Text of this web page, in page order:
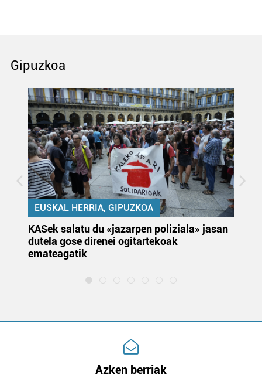
Gipuzkoa
EUSKAL HERRIA, GIPUZKOA
KASek salatu du «jazarpen poliziala» jasan
dutela gose direnei ogitartekoak
emateagatik
Azken berriak